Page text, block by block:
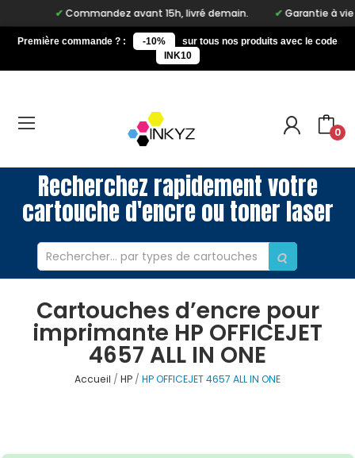
Commandez avant 15h, livré demain. Garantie à vie
Première commande ? : -10%
sur tous nos produits avec le code
INK10
0
Recherchez rapidement votre
cartouche d'encre ou toner laser
Cartouches d’encre pour
imprimante HP OFFICEJET
4657 ALL IN ONE
Accueil HP HP OFFICEJET 4657 ALL IN ONE